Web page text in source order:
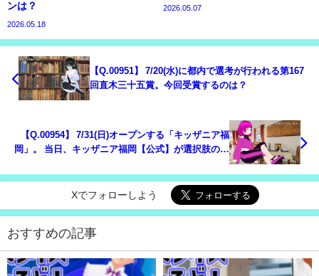
ンは？
2026.05.18
2026.05.07
【Q.00951】 7/20(水)に都内で選考が行われる第167
回直木三十五賞。今回受賞するのは？
【Q.00954】 7/31(日)オープンする「キッザニア福
岡」。 当日、キッザニア福岡【公式】が選択肢の中
Xでフォローしよう
おすすめの記事